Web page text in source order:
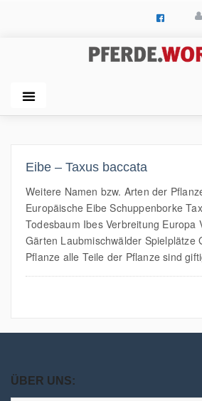
Eibe – Taxus baccata
Weitere Namen bzw. Arten der
Europäische Eibe Schuppenborke
Todesbaum Ibes Verbreitung Europa
Gärten Laubmischwälder Spielplätze
Pflanze alle Teile der Pflanze sind
ÜBER UNS: